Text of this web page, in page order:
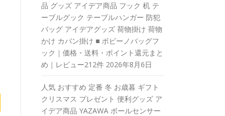
品 グッズ アイデア商品 フック 机 テ
ーブルグック テーブルハンガー 防犯
バッグ アイデアグッズ 荷物掛け 荷物
かけ カバン掛け ■ ボビーノバッグフ
ック｜価格・送料・ポイント還元まと
め｜レビュー212件 2026年8月6日
人気 おすすめ 定番 冬 お歳暮 ギフト
クリスマス プレゼント 便利グッズ ア
イデア商品 YAZAWA ボールセンサー